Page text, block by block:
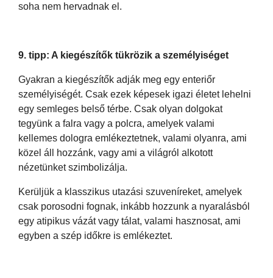
soha nem hervadnak el.
9. tipp: A kiegészítők tükrözik a személyiséget
Gyakran a kiegészítők adják meg egy enteriőr
személyiségét. Csak ezek képesek igazi életet lehelni
egy semleges belső térbe. Csak olyan dolgokat
tegyünk a falra vagy a polcra, amelyek valami
kellemes dologra emlékeztetnek, valami olyanra, ami
közel áll hozzánk, vagy ami a világról alkotott
nézetünket szimbolizálja.
Kerüljük a klasszikus utazási szuveníreket, amelyek
csak porosodni fognak, inkább hozzunk a nyaralásból
egy atipikus vázát vagy tálat, valami hasznosat, ami
egyben a szép időkre is emlékeztet.